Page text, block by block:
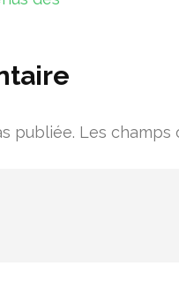
publiée. Les champs